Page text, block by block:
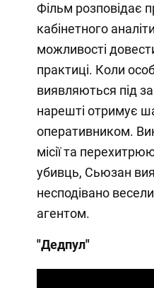
Фільм розповідає
кабінетного
можливості
практиці. Коли
виявляються під
нарешті отримує
оперативником.
місії та
убивць, Сьюзан
несподівано
агентом.
"Дедпул"